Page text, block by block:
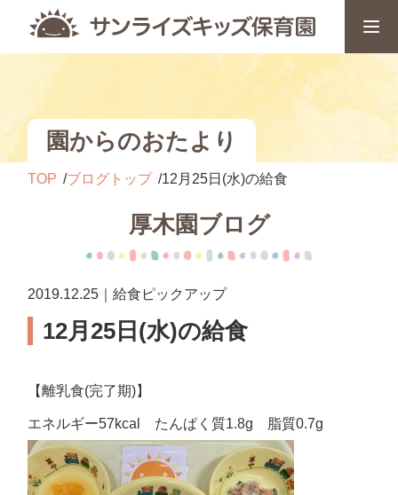
園からのおたより
TOP ブログトップ 12月25日(水)の給食
厚木園ブログ
2019.12.25｜給食ピックアップ
12月25日(水)の給食
【離乳食(完了期)】
エネルギー57kcal たんぱく質1.8g 脂質0.7g